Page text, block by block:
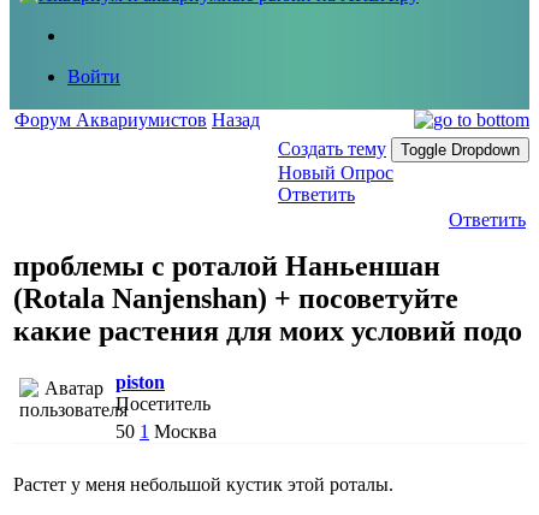
Войти
Форум Аквариумистов Назад
Создать тему
Toggle Dropdown
Новый Опрос
Ответить
Ответить
проблемы с роталой Наньеншан
(Rotala Nanjenshan) + посоветуйте
какие растения для моих условий подо
piston
Посетитель
50 1 Москва
Растет у меня небольшой кустик этой роталы.